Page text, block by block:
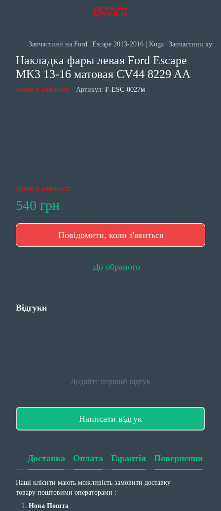
Запчастини на Ford Escape 2013-2016 | Kuga Запчастини
Накладка фары левая Ford Escape
MK3 13-16 матовая CV44 8229 AA
Немає в наявності Артикул: F-ESC-0027м
Немає в наявності
540 грн
Повідомити, коли з'явиться
До обраного
Відгуки
Додайте перший відгук
Написати відгук
Доставка Оплата Гарантія Повернення
Наші клієнти мають можливість замовити доставку
товару поштовими операторами :
Нова Пошта